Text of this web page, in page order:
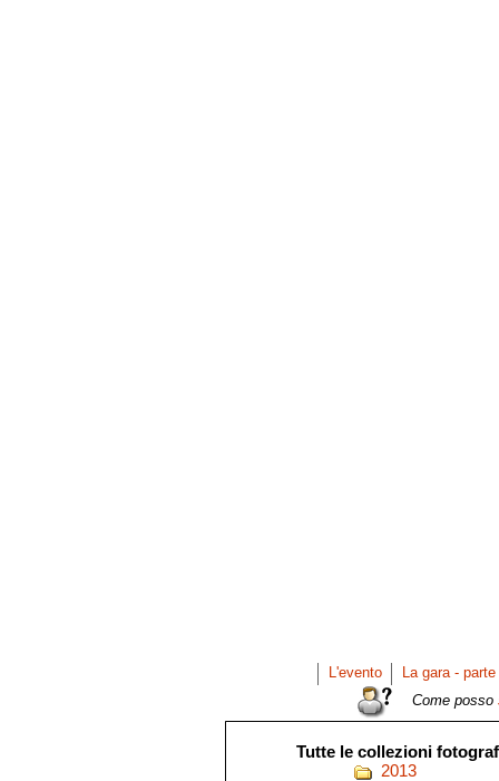
L'evento
La gara - parte
Come posso